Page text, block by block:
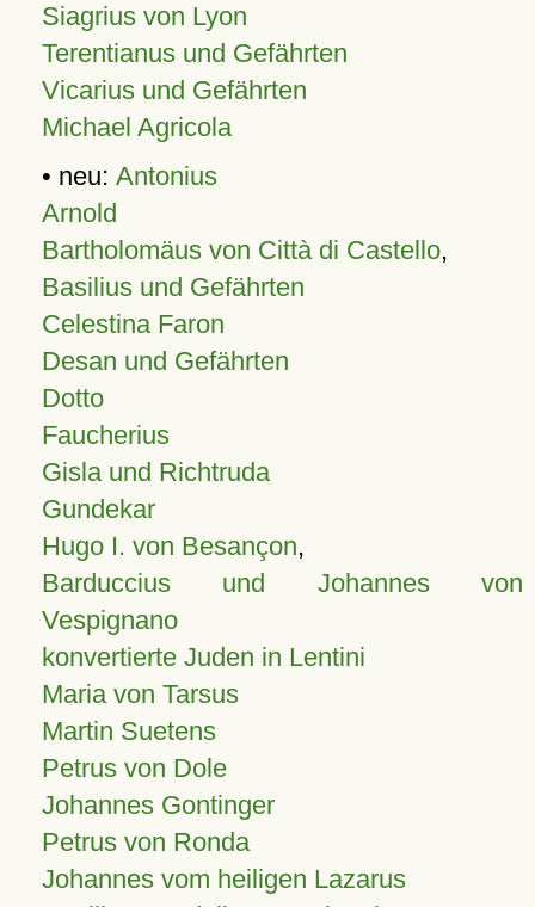
Siagrius von Lyon
Terentianus und Gefährten
Vicarius und Gefährten
Michael Agricola
• neu: Antonius
Arnold
Bartholomäus von Città di Castello,
Basilius und Gefährten
Celestina Faron
Desan und Gefährten
Dotto
Faucherius
Gisla und Richtruda
Gundekar
Hugo I. von Besançon,
Barduccius und Johannes von
Vespignano
konvertierte Juden in Lentini
Maria von Tarsus
Martin Suetens
Petrus von Dole
Johannes Gontinger
Petrus von Ronda
Johannes vom heiligen Lazarus